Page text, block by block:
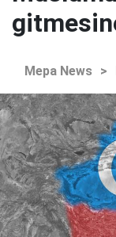
Mepa News >